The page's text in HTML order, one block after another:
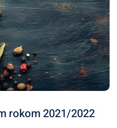
rokom 2021/2022